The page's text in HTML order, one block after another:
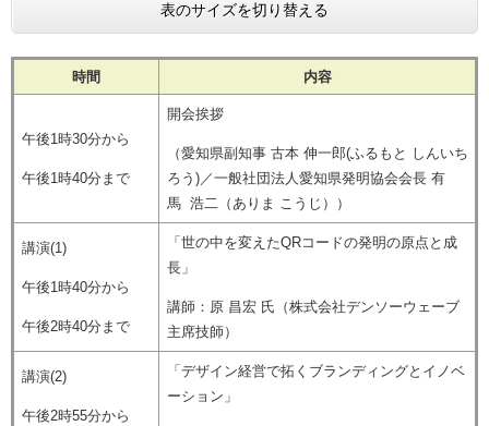
表のサイズを切り替える
時間 内容
午後1時30分から
午後1時40分まで
開会挨拶
（愛知県副知事 古本 伸一郎(ふるもと しんいち
ろう)／一般社団法人愛知県発明協会会長 有
馬 浩二（ありま こうじ））
講演(1)
午後1時40分から
午後2時40分まで
「世の中を変えたQRコードの発明の原点と成
長」​
講師：原 昌宏 氏（株式会社デンソーウェーブ
主席技師）
講演(2)
午後2時55分から
「デザイン経営で拓くブランディングとイノベ
ーション」​